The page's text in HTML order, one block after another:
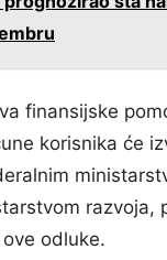
finansijske
korisnika će
razvoja,
odluke.